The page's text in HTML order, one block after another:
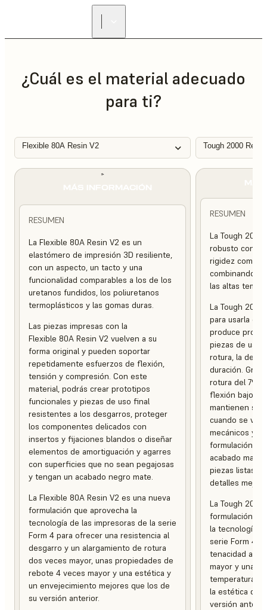
¿Cuál es el material adecuado
para ti?
Flexible 80A Resin V2 Tough 2000
RESUMEN
La Flexible 80A Resin V2 es un
elastómero de impresión 3D resiliente,
con un aspecto, un tacto y una
funcionalidad comparables a los de los
uretanos fundidos, los poliuretanos
termoplásticos y las gomas duras.
Las piezas impresas con la
Flexible 80A Resin V2 vuelven a su
forma original y pueden soportar
repetidamente esfuerzos de flexión,
tensión y compresión. Con este
material, podrás crear prototipos
funcionales y piezas de uso final
resistentes a los desgarros, proteger
los componentes delicados con
insertos y fijaciones blandos o diseñar
elementos de amortiguación y agarres
con superficies que no sean pegajosas
y tengan un acabado negro mate.
La Flexible 80A Resin V2 es una nueva
formulación que aprovecha la
tecnología de las impresoras de la serie
Form 4 para ofrecer una resistencia al
desgarro y un alargamiento de rotura
dos veces mayor, unas propiedades de
rebote 4 veces mayor y una estética y
un envejecimiento mejores que los de
su versión anterior.
RESUMEN
La Tough
robusto con
rigidez
combinando
las altas
La Tough
para usarla en
produce
piezas de uso
rotura, la
duración.
rotura del 79
flexión bajo
mantienen su
cuando se
mecánicos y
formulación es
acabado
piezas listas
detalles
La Tough
formulación
la tecnología
serie Form 4
tenacidad a la
mayor y una
temperaturas
la estética del
versión